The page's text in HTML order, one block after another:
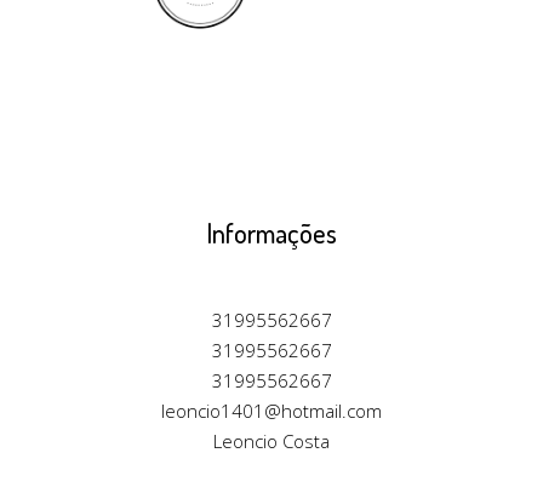
Informações
31995562667
31995562667
31995562667
leoncio1401@hotmail.com
Leoncio Costa